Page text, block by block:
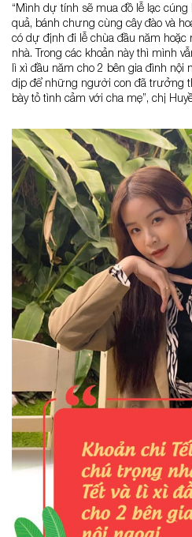
“Mình dự tính sẽ mua đồ lễ lạc
quả, bánh chưng cùng cây đào và
có dự định đi lễ chùa đầu năm hoặc
nhà. Trong các khoản này thì mình
lì xì đầu năm cho 2 bên gia đình nội
dịp để những người con đã trưởng
bày tỏ tình cảm với cha mẹ”, chị